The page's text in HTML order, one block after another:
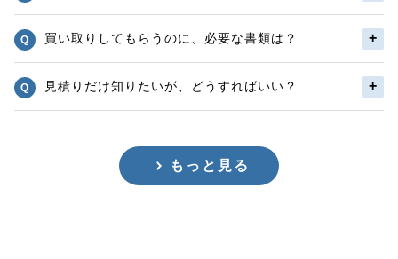
買い取りしてもらうのに、必要な書類は？
見積りだけ知りたいが、どうすればいい？
もっと見る